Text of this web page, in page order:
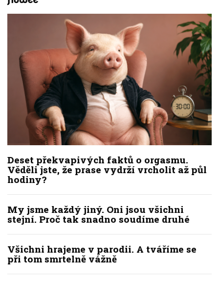
Deset překvapivých faktů o orgasmu.
Věděli jste, že prase vydrží vrcholit až půl
hodiny?
My jsme každý jiný. Oni jsou všichni
stejní. Proč tak snadno soudíme druhé
Všichni hrajeme v parodii. A tváříme se
při tom smrtelně vážně